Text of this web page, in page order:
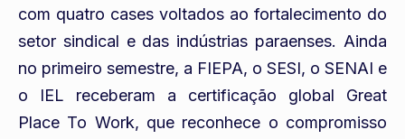
com quatro cases voltados ao fortalecimento do
setor sindical e das indústrias paraenses. Ainda
no primeiro semestre, a FIEPA, o SESI, o SENAI e
o IEL receberam a certificação global Great
Place To Work, que reconhece o compromisso